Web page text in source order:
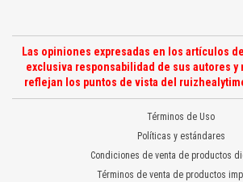
Las opiniones expresadas en los artículos
exclusiva responsabilidad de sus autores y
reflejan los puntos de vista del
Términos de Uso
Políticas y estándares
Condiciones de venta de productos
Términos de venta de productos